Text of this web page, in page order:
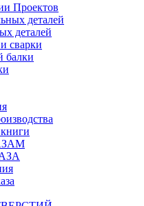
Проектов
деталей
деталей
сварки
балки